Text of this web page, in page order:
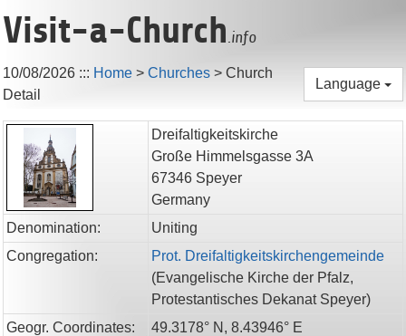
Visit-a-Church.info
10/08/2026 ::: Home > Churches > Church
Detail
Language
Dreifaltigkeitskirche
Große Himmelsgasse 3A
67346 Speyer
Germany
Denomination:
Uniting
Congregation:
Prot. Dreifaltigkeitskirchengemeinde
(Evangelische Kirche der Pfalz,
Protestantisches Dekanat Speyer)
Geogr. Coordinates:
49.3178° N, 8.43946° E